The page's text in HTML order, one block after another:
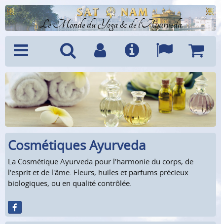
Le Monde du Yoga & de l'Ayurveda
Menu Recherche
CompteInfo LanguesPanier
Cosmétiques Ayurveda
La Cosmétique Ayurveda pour l'harmonie du corps, de
l'esprit et de l'âme. Fleurs, huiles et parfums précieux
biologiques, ou en qualité contrôlée.